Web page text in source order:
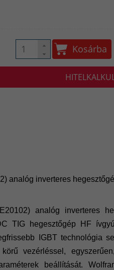
Kosárba
analóg inverteres
analóg inverteres
TIG hegesztőgép HF
IGBT technológia
vezérléssel,
beállítását.